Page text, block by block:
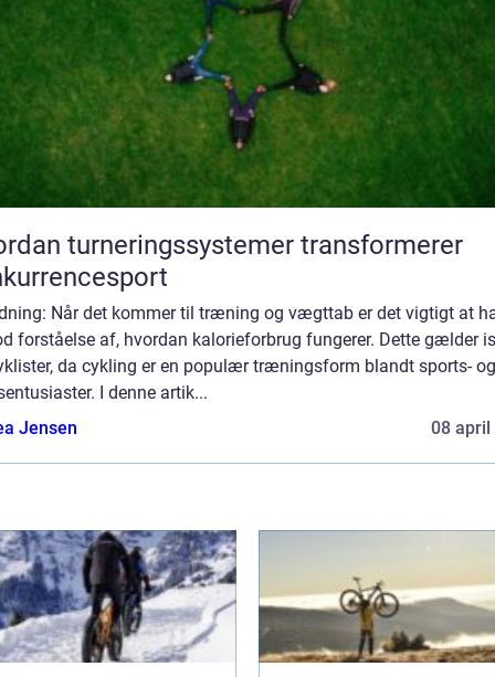
turneringssystemer transformerer
Når det kommer til træning og vægttab er det vigtigt at
forståelse af, hvordan kalorieforbrug fungerer. Dette gælder
da cykling er en populær træningsform blandt sports- og
I denne artik...
Jensen
08 april